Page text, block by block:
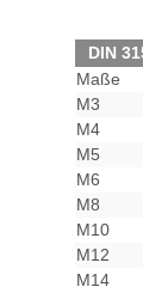
DIN
Maße
M3
M4
M5
M6
M8
M10
M12
M14